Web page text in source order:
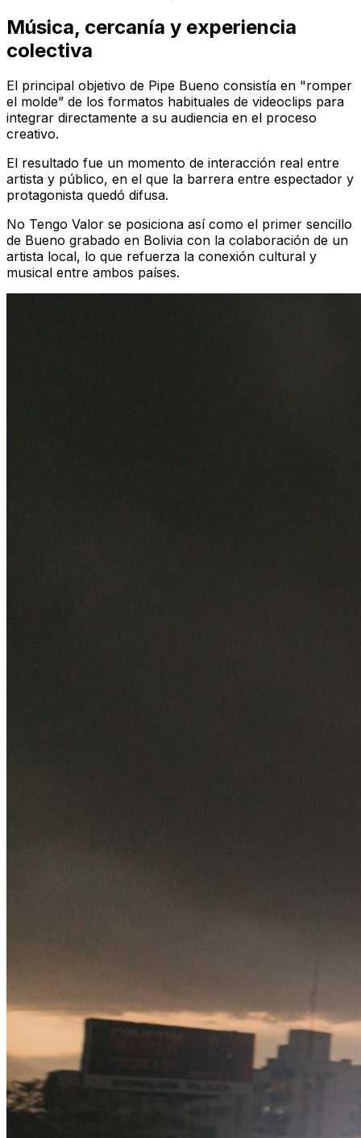
Música, cercanía y experiencia
colectiva
El principal objetivo de Pipe Bueno consistía en "romper
el molde” de los formatos habituales de videoclips para
integrar directamente a su audiencia en el proceso
creativo.
El resultado fue un momento de interacción real entre
artista y público, en el que la barrera entre espectador y
protagonista quedó difusa.
No Tengo Valor se posiciona así como el primer sencillo
de Bueno grabado en Bolivia con la colaboración de un
artista local, lo que refuerza la conexión cultural y
musical entre ambos países.